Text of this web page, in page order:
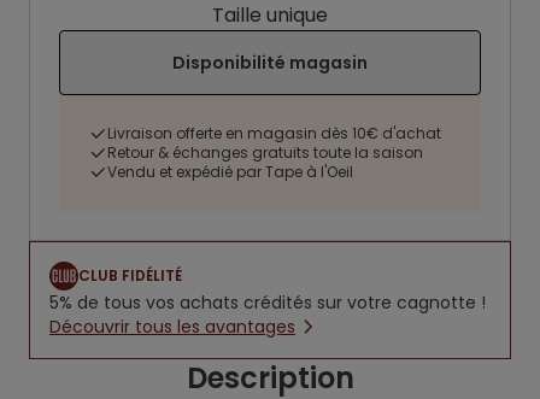
Taille unique
Disponibilité magasin
Livraison offerte en magasin dès 10€ d'achat
Retour & échanges gratuits toute la saison
Vendu et expédié par Tape à l'Oeil
CLUB FIDÉLITÉ
5% de tous vos achats crédités sur votre cagnotte !
Découvrir tous les avantages
Description